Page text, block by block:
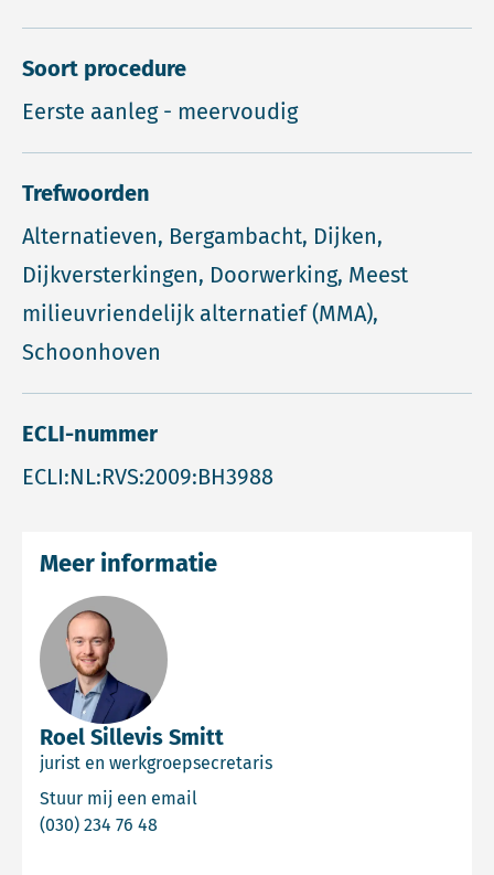
Soort procedure
Eerste aanleg - meervoudig
Trefwoorden
Alternatieven, Bergambacht, Dijken,
Dijkversterkingen, Doorwerking, Meest
milieuvriendelijk alternatief (MMA),
Schoonhoven
ECLI-nummer
ECLI:NL:RVS:2009:BH3988
Roel Sillevis Smitt
jurist en werkgroepsecretaris
Stuur mij een email
(030) 234 76 48
Meer informatie